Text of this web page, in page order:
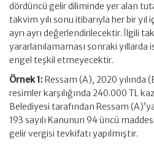
dördüncü gelir diliminde yer alan
takvim yılı sonu itibarıyla her bir yıl
ayrı ayrı değerlendirilecektir. İlgili
yararlanılamaması sonraki yıllarda
engel teşkil etmeyecektir.
Örnek 1:Ressam (A), 2020 yılında
resimler karşılığında 240.000 TL
Belediyesi tarafından Ressam
193 sayılı Kanunun 94 üncü
gelir vergisi tevkifatı yapılmıştır.